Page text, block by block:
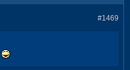
#1469